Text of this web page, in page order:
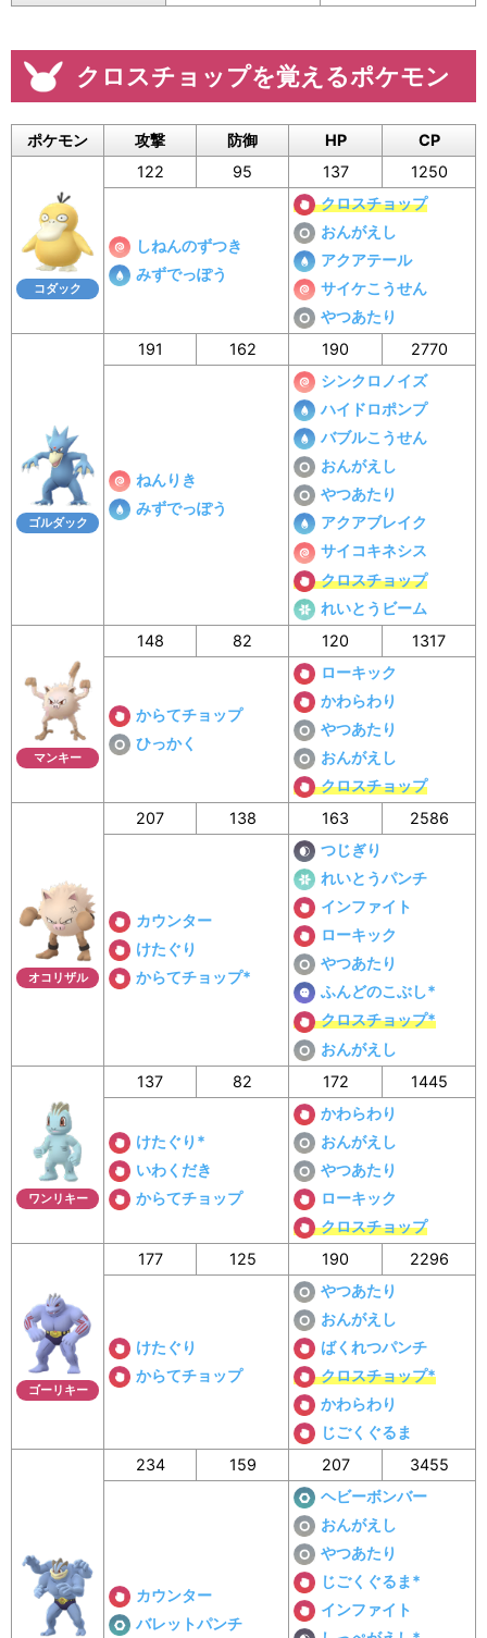
クロスチョップを覚えるポケモン
ポケモン 攻撃 防御 HP CP
コダック
122 95 137 1250
しねんのずつき
みずでっぽう
クロスチョップ
おんがえし
アクアテール
サイケこうせん
やつあたり
ゴルダック
191 162 190 2770
ねんりき
みずでっぽう
シンクロノイズ
ハイドロポンプ
バブルこうせん
おんがえし
やつあたり
アクアブレイク
サイコキネシス
クロスチョップ
れいとうビーム
マンキー
148 82 120 1317
からてチョップ
ひっかく
ローキック
かわらわり
やつあたり
おんがえし
クロスチョップ
オコリザル
207 138 163 2586
カウンター
けたぐり
からてチョップ*
つじぎり
れいとうパンチ
インファイト
ローキック
やつあたり
ふんどのこぶし*
クロスチョップ*
おんがえし
ワンリキー
137 82 172 1445
けたぐり*
いわくだき
からてチョップ
かわらわり
おんがえし
やつあたり
ローキック
クロスチョップ
ゴーリキー
177 125 190 2296
けたぐり
からてチョップ
やつあたり
おんがえし
ばくれつパンチ
クロスチョップ*
かわらわり
じごくぐるま
234
159 207 3455
カウンター
バレットパンチ
ヘビーボンバー
おんがえし
やつあたり
じごくぐるま*
インファイト